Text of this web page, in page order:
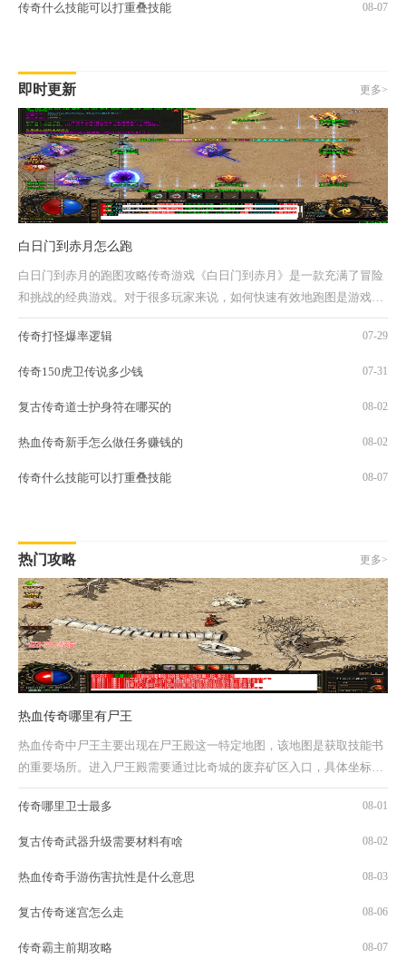
传奇什么技能可以打重叠技能 08-07
即时更新 更多>
白日门到赤月怎么跑
白日门到赤月的跑图攻略传奇游戏《白日门到赤月》是一款充满了冒险
和挑战的经典游戏。对于很多玩家来说，如何快速有效地跑图是游戏中
必须要掌握的技巧之一。下面将为大家介绍...
传奇打怪爆率逻辑
07-29
传奇150虎卫传说多少钱 07-31
复古传奇道士护身符在哪买的 08-02
热血传奇新手怎么做任务赚钱的 08-02
传奇什么技能可以打重叠技能 08-07
热门攻略 更多>
热血传奇哪里有尸王
热血传奇中尸王主要出现在尸王殿这一特定地图，该地图是获取技能书
的重要场所。进入尸王殿需要通过比奇城的废弃矿区入口，具体坐标位
于废矿入口664，214处。从该入口进入后，第...
传奇哪里卫士最多
08-01
复古传奇武器升级需要材料有啥 08-02
热血传奇手游伤害抗性是什么意思 08-03
复古传奇迷宫怎么走 08-06
传奇霸主前期攻略 08-07